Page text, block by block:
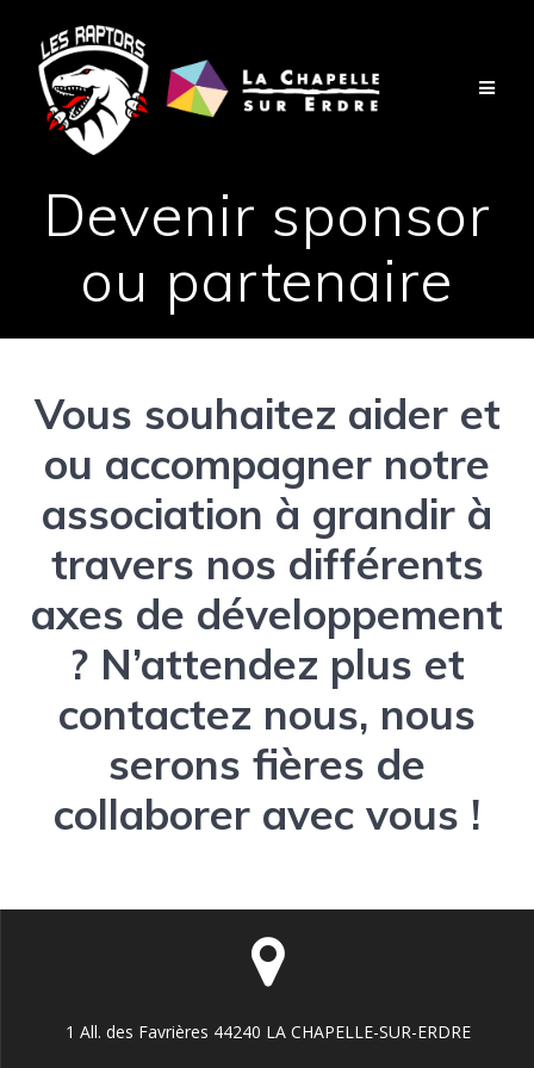
Devenir sponsor
ou partenaire
Vous souhaitez aider et
ou accompagner notre
association à grandir à
travers nos différents
axes de développement
? N’attendez plus et
contactez nous, nous
serons fières de
collaborer avec vous !
1 All. des Favrières 44240 LA CHAPELLE-SUR-ERDRE